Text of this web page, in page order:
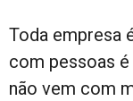
Toda empresa
com pessoas
não vem com